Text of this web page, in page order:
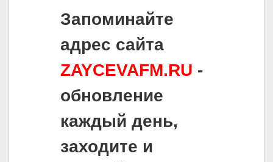
Запоминайте
адрес сайта
ZAYCEVAFM.RU -
обновление
каждый день,
заходите и